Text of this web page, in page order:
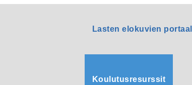
Lasten elokuvien
Koulutusresurssit